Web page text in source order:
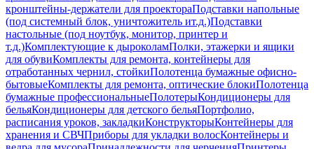
кронштейны-держатели для проектораПодставки напольные
(под системный блок, уничтожитель ит.д.)Подставки
настольные (под ноутбук, монитор, принтер и
т.д.)Комплектующие к дыроколамПолки, этажерки и ящики
для обувиКомплекты для ремонта, контейнеры для
отработанных чернил, стойкиПолотенца бумажные офисно-
бытовыеКомплекты для ремонта, оптические блокиПолотенца
бумажные профессиональныеПолотерыКондиционеры для
бельяКондиционеры для детского бельяПортфолио,
расписания уроков, закладкиКонструкторыКонтейнеры для
хранения и СВЧПриборы для укладки волосКонтейнеры и